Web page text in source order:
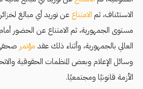
الاستئناف، ثم الامتناععن توريد أي مبالغ
مستوى الجمهورية، ثم الامتناع عن الحضور
العالي بالجمهورية، وأثناء ذلك عقد مؤتمر
وسائل الإعلام وبعض المنظمات الحقوقية
الأزمة قانونيًا ومجتمعيًا.